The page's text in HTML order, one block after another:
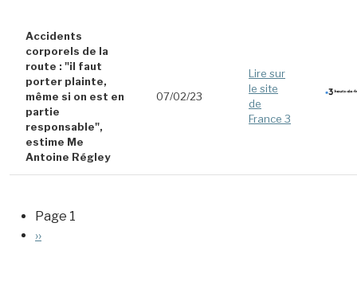
Accidents
corporels de la
route : "il faut
porter plainte,
même si on est en
partie
responsable",
estime Me
Antoine Régley
07/02/23
Lire sur
le site
de
France 3
PAGINATION
Page 1
Page suivante
››